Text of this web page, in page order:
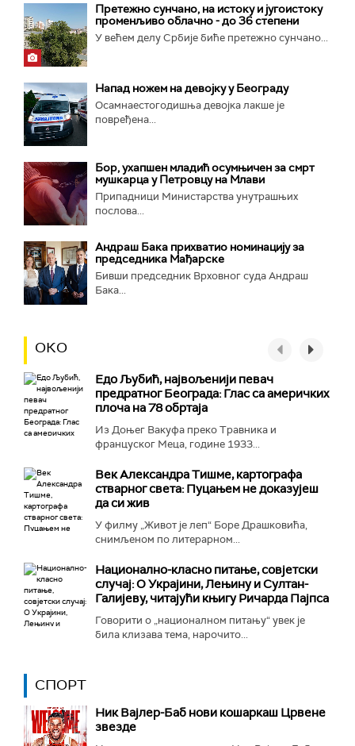
Претежно сунчано, на истоку и југоистоку
променљиво облачно - до 36 степени
У већем делу Србије биће претежно сунчано...
Напад ножем на девојку у Београду
Осамнаестогодишња девојка лакше је
повређена...
Бор, ухапшен младић осумњичен за смрт
мушкарца у Петровцу на Млави
Припадници Министарства унутрашњих
послова...
Андраш Бака прихватио номинацију за
председника Мађарске
Бивши председник Врховног суда Андраш
Бака...
ОКО
Едо Љубић, највољенији певач
предратног Београда: Глас са америчких
плоча на 78 обртаја
Из Доњег Вакуфа преко Травника и
француског Меца, године 1933...
Век Александра Тишме, картографа
стварног света: Пуцањем не доказујеш
да си жив
У филму „Живот је леп“ Боре Драшковића,
снимљеном по литерарном...
Национално-класнo питање, совјетски
случај: О Украјини, Лењину и Султан-
Галијеву, читајући књигу Ричарда Пајпса
Говорити о „националном питању“ увек је
била клизава тема, нарочито...
СПОРТ
Ник Вајлер-Баб нови кошаркаш Црвене
звезде